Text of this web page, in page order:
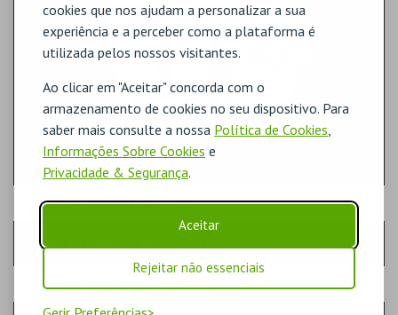
cookies que nos ajudam a personalizar a sua
experiência e a perceber como a plataforma é
utilizada pelos nossos visitantes.
Ao clicar em "Aceitar" concorda com o
armazenamento de cookies no seu dispositivo. Para
saber mais consulte a nossa Política de Cookies,
Informações Sobre Cookies e
Privacidade & Segurança.
Aceitar
Rejeitar não essenciais
PASSO- SESSÃO
QUINTA-FEIRA | 19 NOV 2026 | 21:00
PASSO- EVENTO